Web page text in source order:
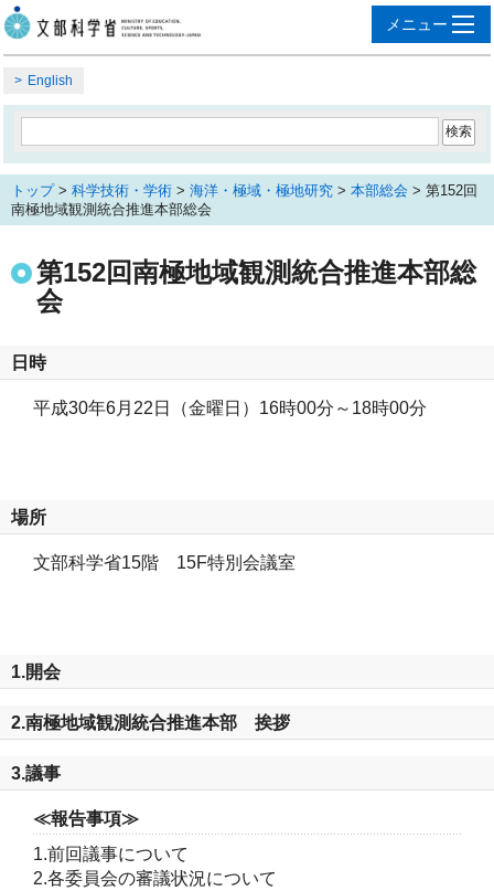
English
トップ> 科学技術・学術 > 海洋・極域・極地研究 > 本部総会 > 第152回
南極地域観測統合推進本部総会
第152回南極地域観測統合推進本部総
会
日時
平成30年6月22日（金曜日）16時00分～18時00分
場所
文部科学省15階 15F特別会議室
1.開会
2.南極地域観測統合推進本部 挨拶
3.議事
≪報告事項≫
1.前回議事について
2.各委員会の審議状況について